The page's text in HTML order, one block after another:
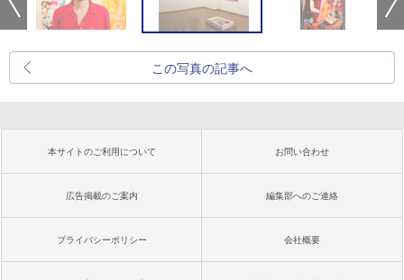
この写真の記事へ
本サイトのご利用について お問い合わせ
広告掲載のご案内 編集部へのご連絡
プライバシーポリシー 会社概要